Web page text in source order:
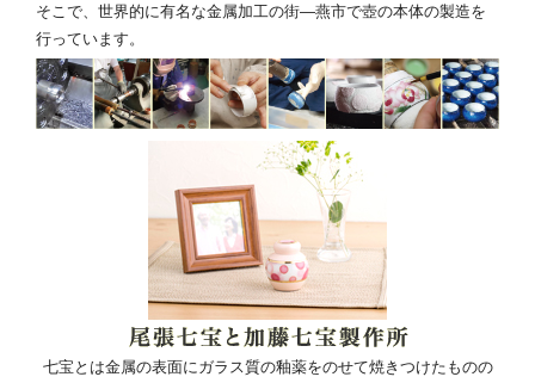
そこで、世界的に有名な金属加工の街―燕市で壺の本体の製造を
行っています。
七宝とは金属の表面にガラス質の釉薬をのせて焼きつけたものの